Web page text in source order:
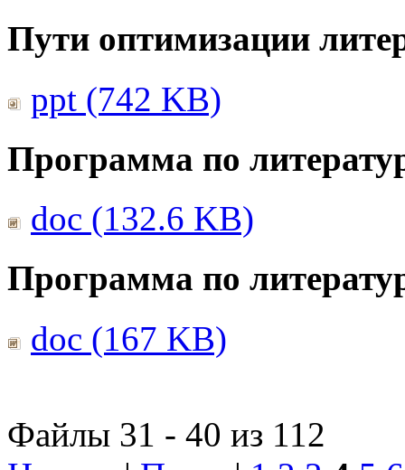
Пути оптимизации
ppt (742 KB)
Программа по
doc (132.6 KB)
Программа по
doc (167 KB)
Файлы 31 - 40 из 112